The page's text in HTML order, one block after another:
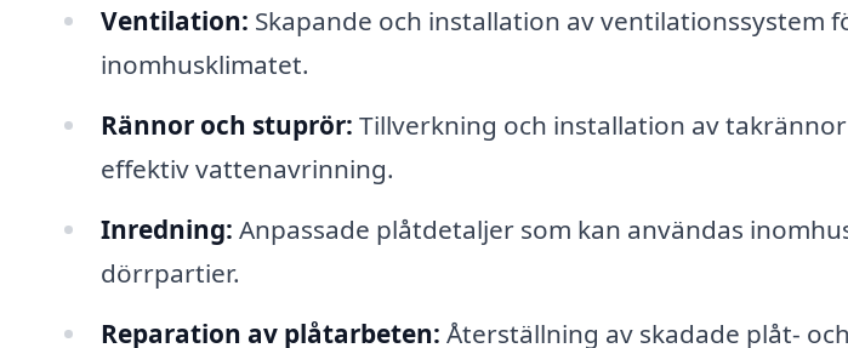
Ventilation: Skapande och installation av ventilationssystem
inomhusklimatet.
Rännor och stuprör: Tillverkning och installation av
effektiv vattenavrinning.
Inredning: Anpassade plåtdetaljer som kan användas
dörrpartier.
Reparation av plåtarbeten: Återställning av skadade plåt-